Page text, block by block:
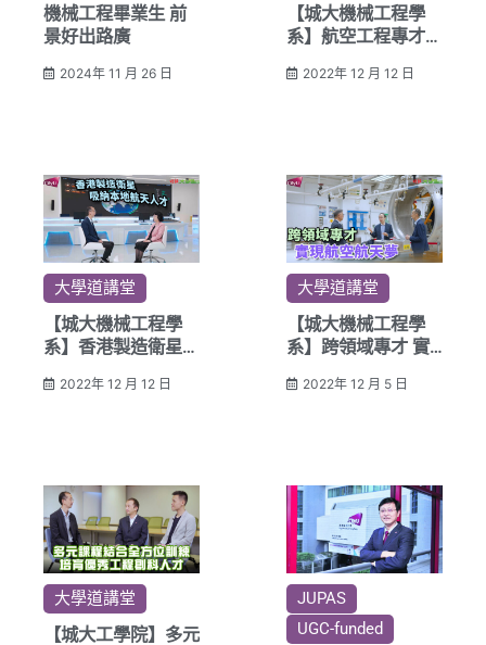
機械工程畢業生 前
景好出路廣
2024年 11 月 26 日
【城大機械工程學
系】航空工程專才需
2022年 12 月 12 日
大學道講堂
【城大機械工程學
系】香港製造衛星
2022年 12 月 12 日
大學道講堂
【城大機械工程學
系】跨領域專才 實
2022年 12 月 5 日
大學道講堂
【城大工學院】多元
JUPAS
UGC-funded